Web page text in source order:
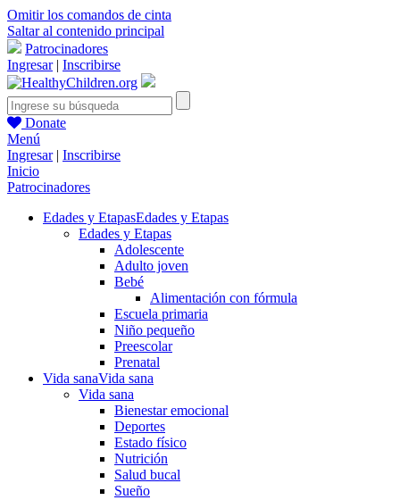
Omitir los comandos de cinta
Saltar al contenido principal
Patrocinadores
Ingresar| Inscribirse
Donate
Menú
Ingresar| Inscribirse
Inicio
Patrocinadores
Edades y EtapasEdades y Etapas
Edades y Etapas
Adolescente
Adulto joven
Bebé
Alimentación con fórmula
Escuela primaria
Niño pequeño
Preescolar
Prenatal
Vida sanaVida sana
Vida sana
Bienestar emocional
Deportes
Estado físico
Nutrición
Salud bucal
Sueño